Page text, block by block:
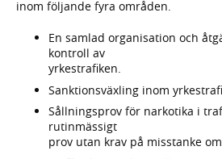
inom följande fyra områden.
En samlad organisation och
kontroll av
yrkestrafiken.
Sanktionsväxling inom
Sållningsprov för narkotika i
rutinmässigt
prov utan krav på misstanke